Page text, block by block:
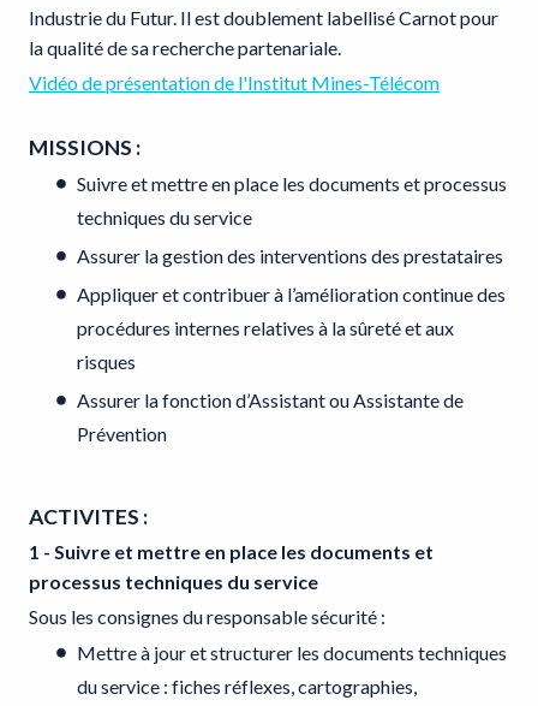
Industrie du Futur. Il est doublement labellisé Carnot pour
la qualité de sa recherche partenariale.
Vidéo de présentation de l'Institut Mines-Télécom
MISSIONS :
Suivre et mettre en place les documents et processus
techniques du service
Assurer la gestion des interventions des prestataires
Appliquer et contribuer à l’amélioration continue des
procédures internes relatives à la sûreté et aux
risques
Assurer la fonction d’Assistant ou Assistante de
Prévention
ACTIVITES :
1 - Suivre et mettre en place les documents et
processus techniques du service
Sous les consignes du responsable sécurité :
Mettre à jour et structurer les documents techniques
du service : fiches réflexes, cartographies,